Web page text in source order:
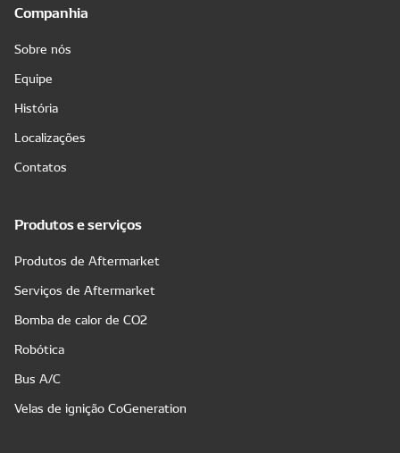
Companhia
Sobre nós
Equipe
História
Localizações
Contatos
Produtos e serviços
Produtos de Aftermarket
Serviços de Aftermarket
Bomba de calor de CO2
Robótica
Bus A/C
Velas de ignição CoGeneration